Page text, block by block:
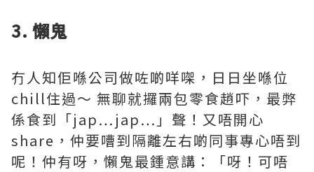
3. 懶鬼
冇人知佢喺公司做咗啲咩㗎，日日坐喺位
chill住過～ 無聊就攞兩包零食趙吓，最弊
係食到「jap…jap…」聲！又唔開心
share，仲要嘈到隔離左右啲同事專心唔到
呢！仲有呀，懶鬼最鍾意講：「呀！可唔